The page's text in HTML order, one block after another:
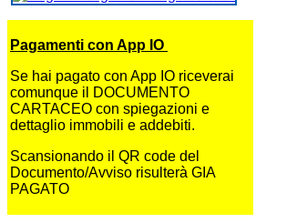
Pagamenti con App IO
Se hai pagato con App IO riceverai
comunque il DOCUMENTO
CARTACEO con spiegazioni e
dettaglio immobili e addebiti.
Scansionando il QR code del
Documento/Avviso risulterà GIA
PAGATO